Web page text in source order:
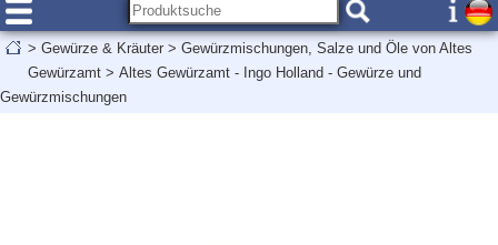
> Gewürze & Kräuter > Gewürzmischungen, Salze und Öle von Altes
Gewürzamt > Altes Gewürzamt - Ingo Holland - Gewürze und
Gewürzmischungen